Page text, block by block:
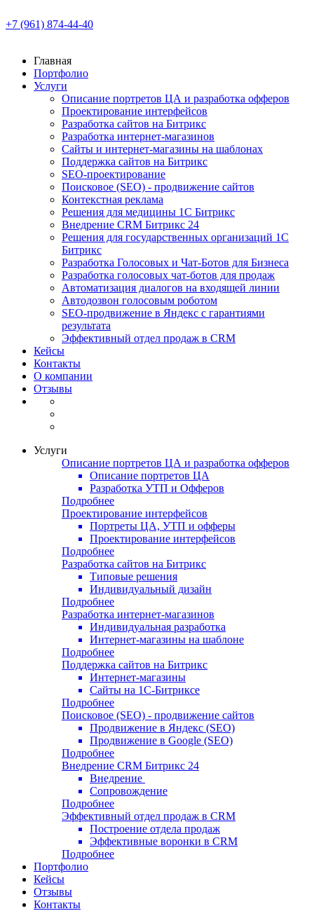
+7 (961) 874-44-40
Главная
Портфолио
Услуги
Описание портретов ЦА и разработка офферов
Проектирование интерфейсов
Разработка сайтов на Битрикс
Разработка интернет-магазинов
Сайты и интернет-магазины на шаблонах
Поддержка сайтов на Битрикс
SEO-проектирование
Поисковое (SEO) - продвижение сайтов
Контекстная реклама
Решения для медицины 1С Битрикс
Внедрение CRM Битрикс 24
Решения для государственных организаций 1С
Битрикс
Разработка Голосовых и Чат-Ботов для Бизнеса
Разработка голосовых чат-ботов для продаж
Автоматизация диалогов на входящей линии
Автодозвон голосовым роботом
SEO-продвижение в Яндекс с гарантиями
результата
Эффективный отдел продаж в CRM
Кейсы
Контакты
О компании
Отзывы
Услуги
Описание портретов ЦА и разработка офферов
Описание портретов ЦА
Разработка УТП и Офферов
Подробнее
Проектирование интерфейсов
Портреты ЦА, УТП и офферы
Проектирование интерфейсов
Подробнее
Разработка сайтов на Битрикс
Типовые решения
Индивидуальный дизайн
Подробнее
Разработка интернет-магазинов
Индивидуальная разработка
Интернет-магазины на шаблоне
Подробнее
Поддержка сайтов на Битрикс
Интернет-магазины
Сайты на 1С-Битриксе
Подробнее
Поисковое (SEO) - продвижение сайтов
Продвижение в Яндекс (SEO)
Продвижение в Google (SEO)
Подробнее
Внедрение CRM Битрикс 24
Внедрение
Сопровождение
Подробнее
Эффективный отдел продаж в CRM
Построение отдела продаж
Эффективные воронки в CRM
Подробнее
Портфолио
Кейсы
Отзывы
Контакты